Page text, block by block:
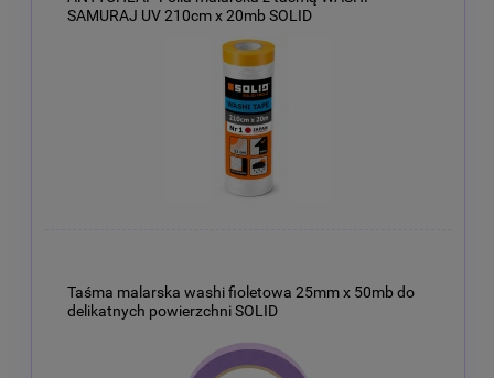
SAMURAJ UV 210cm x 20mb SOLID
Taśma malarska washi fioletowa 25mm x 50mb do
delikatnych powierzchni SOLID